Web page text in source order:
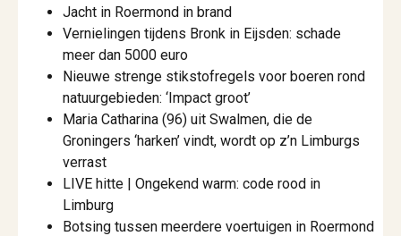
Jacht in Roermond in brand
Vernielingen tijdens Bronk in Eijsden: schade
meer dan 5000 euro
Nieuwe strenge stikstofregels voor boeren rond
natuurgebieden: ‘Impact groot’
Maria Catharina (96) uit Swalmen, die de
Groningers ‘harken’ vindt, wordt op z’n Limburgs
verrast
LIVE hitte | Ongekend warm: code rood in
Limburg
Botsing tussen meerdere voertuigen in Roermond